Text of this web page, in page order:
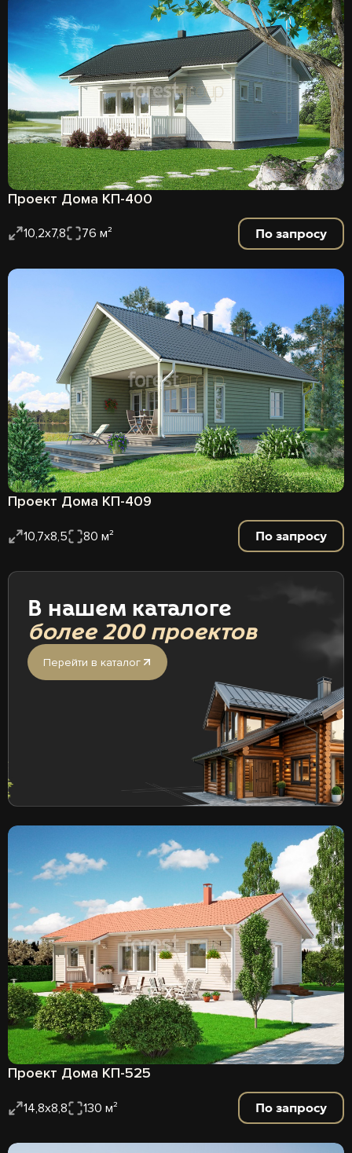
Проект Дома КП-400
10,2х7,8 76 м² По запросу
Проект Дома КП-409
10,7х8,5 80 м² По запросу
В нашем каталоге
более 200 проектов
Перейти в каталог
Проект Дома КП-525
14,8х8,8 130 м² По запросу